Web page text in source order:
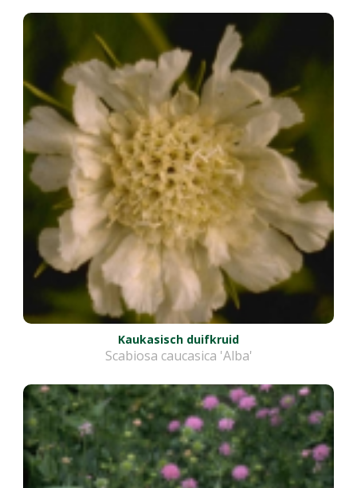
Kaukasisch duifkruid
Scabiosa caucasica 'Alba'